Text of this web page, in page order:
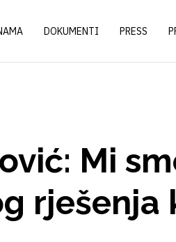
DOKUMENTI PRESS
Mi
rješenja